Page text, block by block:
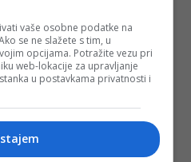
vaše osobne podatke na
se ne slažete s tim, u
opcijama. Potražite vezu pri
web-lokacije za upravljanje
u postavkama privatnosti i